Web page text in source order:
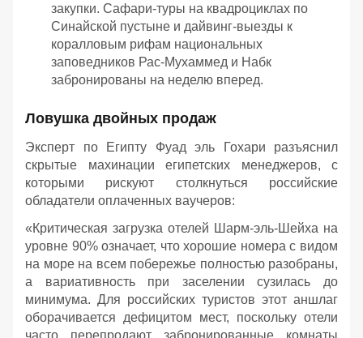
закупки. Сафари-туры на квадроциклах по
Синайской пустыне и дайвинг-выезды к
коралловым рифам национальных
заповедников Рас-Мухаммед и Набк
забронированы на неделю вперед.
Ловушка двойных продаж
Эксперт по Египту Фуад эль Гохари разъяснил
скрытые махинации египетских менеджеров, с
которыми рискуют столкнуться российские
обладатели оплаченных ваучеров:
«Критическая загрузка отелей Шарм-эль-Шейха на
уровне 90% означает, что хорошие номера с видом
на море на всем побережье полностью разобраны,
а вариативность при заселении сузилась до
минимума. Для российских туристов этот аншлаг
оборачивается дефицитом мест, поскольку отели
часто перепродают забронированные комнаты